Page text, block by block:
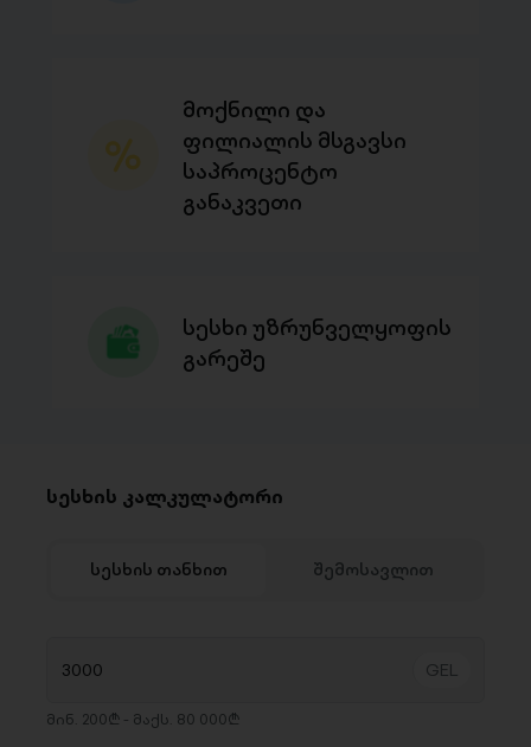
მოქნილი და
ფილიალის მსგავსი
საპროცენტო
განაკვეთი
სესხი უზრუნველყოფის
გარეშე
სესხის კალკულატორი
სესხის თანხით შემოსავლით
მინ. 200₾ - მაქს. 80 000₾